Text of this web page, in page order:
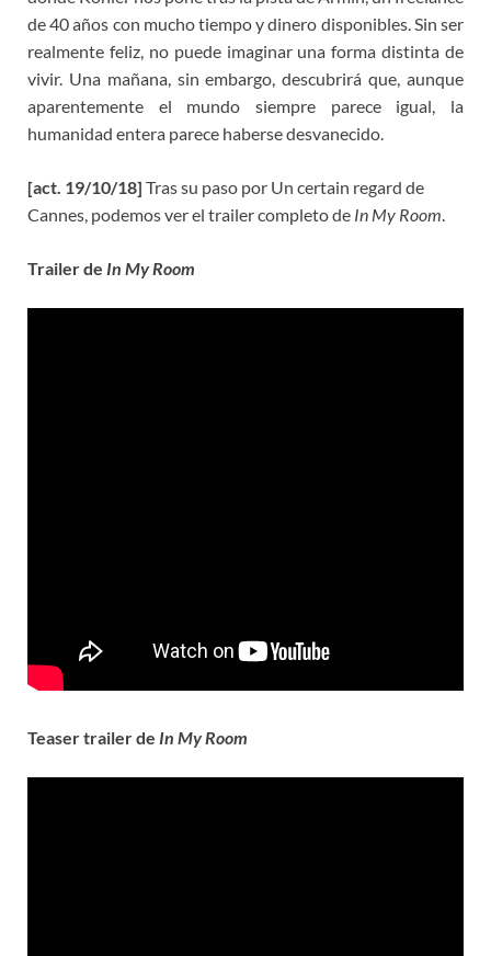
de 40 años con mucho tiempo y dinero disponibles. Sin ser
realmente feliz, no puede imaginar una forma distinta de
vivir. Una mañana, sin embargo, descubrirá que, aunque
aparentemente el mundo siempre parece igual, la
humanidad entera parece haberse desvanecido.
[act. 19/10/18] Tras su paso por Un certain regard de
Cannes, podemos ver el trailer completo de In My Room.
Trailer de In My Room
Teaser trailer de In My Room